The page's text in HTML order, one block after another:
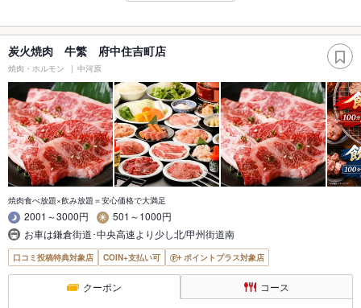
炭火焼肉 牛繁 府中住吉町店
焼肉・ホルモン 中河原
焼肉食べ放題×飲み放題＝安心価格で大満足
2001～3000円
501～1000円
お車は鎌倉街道･中央高速より少し北/甲州街道南
口コミ投稿特典対象店 COIN+支払い可 ポイントプラス対象店
クーポン コース